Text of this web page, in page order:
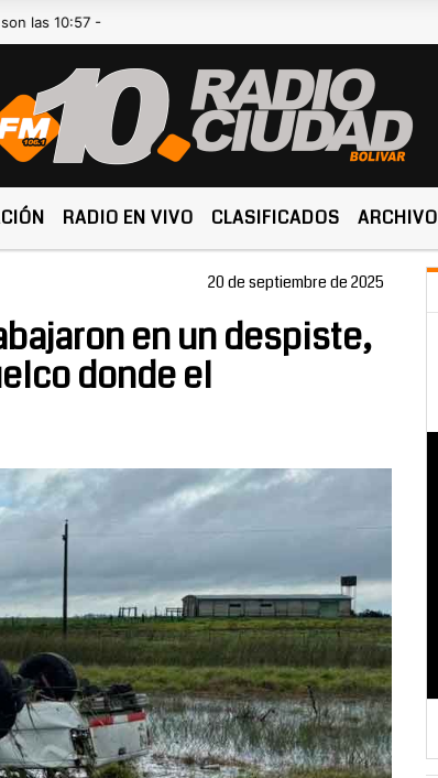
-
RADIO EN VIVO CLASIFICADOS ARCHIVO
20 de septiembre de 2025
en un despiste,
donde el